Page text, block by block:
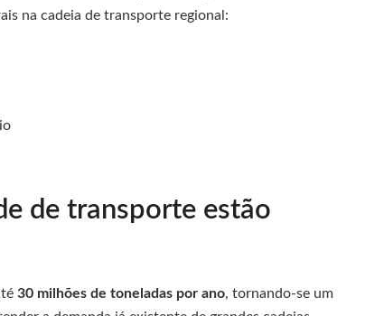
na cadeia de transporte regional:
de transporte estão
30 milhões de toneladas por ano, tornando-se um